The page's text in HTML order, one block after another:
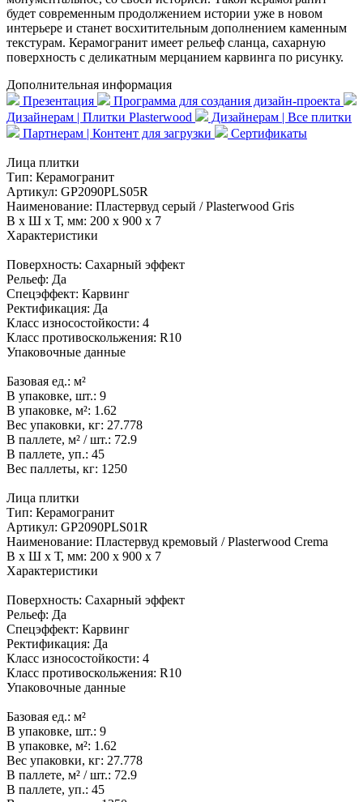
будет современным продолжением истории уже в новом
интерьере и станет восхитительным дополнением каменным
текстурам. Керамогранит имеет рельеф сланца, сахарную
поверхность с деликатным мерцанием карвинга по рисунку.
Дополнительная информация
Презентация
Программа для создания дизайн-проекта
Дизайнерам | Плитки Plasterwood
Дизайнерам | Все плитки
Партнерам | Контент для загрузки
Сертификаты
Лица плитки
Тип: Керамогранит
Артикул: GP2090PLS05R
Наименование: Пластервуд серый / Plasterwood Gris
В x Ш x Т, мм: 200 x 900 x 7
Характеристики
Поверхность: Сахарный эффект
Рельеф: Да
Спецэффект: Карвинг
Ректификация: Да
Класс износостойкости: 4
Класс противоскольжения: R10
Упаковочные данные
Базовая ед.: м²
В упаковке, шт.: 9
В упаковке, м²: 1.62
Вес упаковки, кг: 27.778
В паллете, м² / шт.: 72.9
В паллете, уп.: 45
Вес паллеты, кг: 1250
Лица плитки
Тип: Керамогранит
Артикул: GP2090PLS01R
Наименование: Пластервуд кремовый / Plasterwood Crema
В x Ш x Т, мм: 200 x 900 x 7
Характеристики
Поверхность: Сахарный эффект
Рельеф: Да
Спецэффект: Карвинг
Ректификация: Да
Класс износостойкости: 4
Класс противоскольжения: R10
Упаковочные данные
Базовая ед.: м²
В упаковке, шт.: 9
В упаковке, м²: 1.62
Вес упаковки, кг: 27.778
В паллете, м² / шт.: 72.9
В паллете, уп.: 45